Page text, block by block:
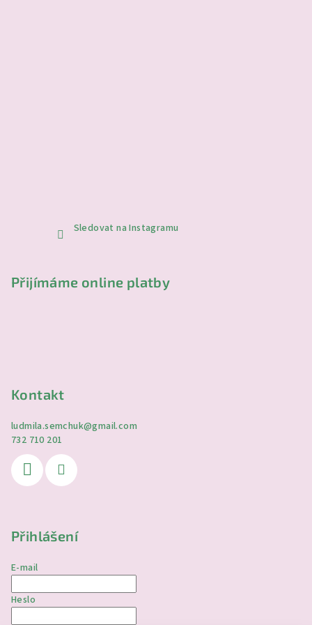
Sledovat na Instagramu
Přijímáme online platby
Kontakt
ludmila.semchuk@gmail.com
732 710 201
Přihlášení
E-mail
Heslo